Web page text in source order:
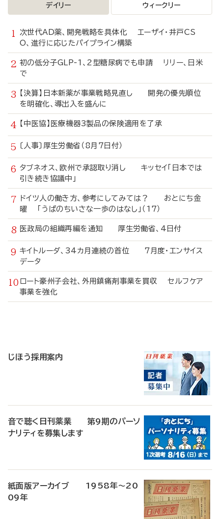
デイリー ウィークリー
次世代AD薬、開発戦略を具体化 エーザイ・井戸CS
O、進行に応じたパイプライン構築
初の低分子GLP-1、2型糖尿病でも申請 リリー、日米
で
【決算】日本新薬が事業戦略見直し 開発の優先順位
を明確化、導出入を盛んに
【中医協】医療機器3製品の保険適用を了承
〔人事〕厚生労働省（8月7日付）
タブネオス、欧州で承認取り消し キッセイ「日本では
引き続き協議中」
ドイツ人の働き方、参考にしてみては？ おとにち金
曜 「うぱのちいさな一歩のはなし」（17）
医政局の組織再編を通知 厚生労働省、4日付
キイトルーダ、34カ月連続の首位 7月度・エンサイス
データ
ロート豪州子会社、外用鎮痛剤事業を買収 セルフケア
事業を強化
じほう採用案内
音で聴く日刊薬業 第9期のパーソ
ナリティを募集します
紙面版アーカイブ 1958年～20
09年